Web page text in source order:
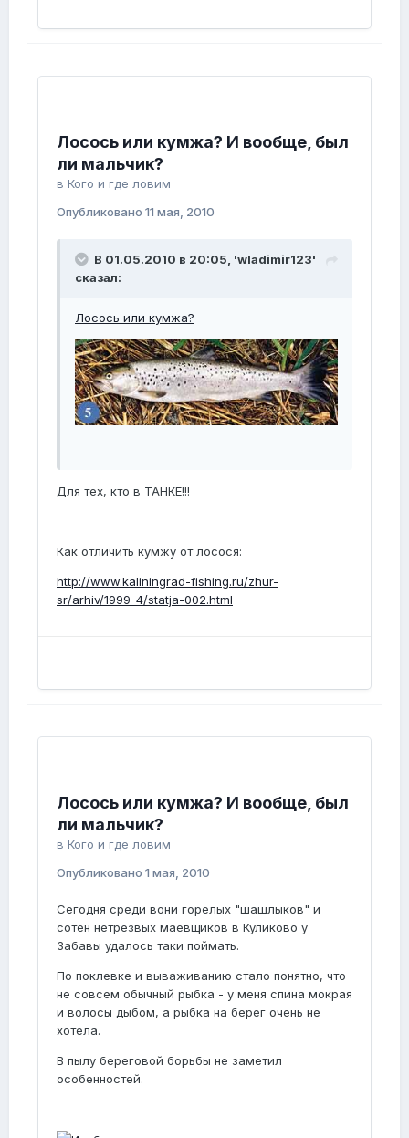
Лосось или кумжа? И вообще, был
ли мальчик?
в Кого и где ловим
Опубликовано 11 мая, 2010
В 01.05.2010 в 20:05, 'wladimir123'
сказал:
Лосось или кумжа?
Для тех, кто в ТАНКЕ!!!
Как отличить кумжу от лосося:
http://www.kaliningrad-fishing.ru/zhur-
sr/arhiv/1999-4/statja-002.html
Лосось или кумжа? И вообще, был
ли мальчик?
в Кого и где ловим
Опубликовано 1 мая, 2010
Сегодня среди вони горелых "шашлыков" и
сотен нетрезвых маёвщиков в Куликово у
Забавы удалось таки поймать.
По поклевке и вываживанию стало понятно, что
не совсем обычный рыбка - у меня спина мокрая
и волосы дыбом, а рыбка на берег очень не
хотела.
В пылу береговой борьбы не заметил
особенностей.